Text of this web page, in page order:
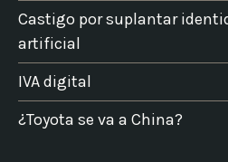
Castigo por suplantar
artificial
IVA digital
¿Toyota se va a China?